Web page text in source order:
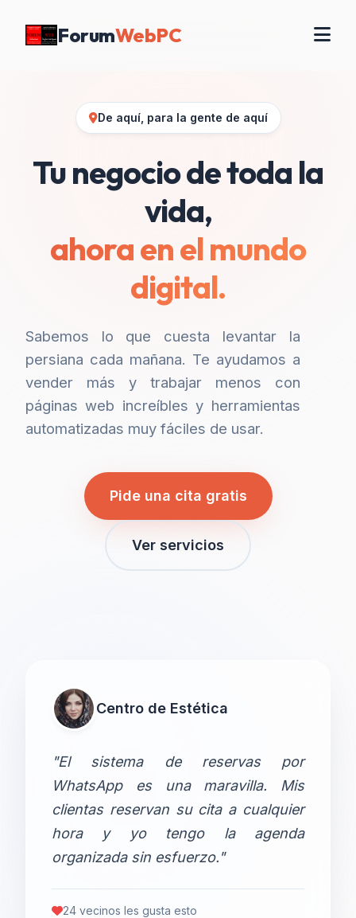
ForumWebPC
De aquí, para la gente de aquí
Tu negocio de toda la
vida,
ahora en el mundo
digital.
Sabemos lo que cuesta levantar la
persiana cada mañana. Te ayudamos a
vender más y trabajar menos con
páginas web increíbles y herramientas
automatizadas muy fáciles de usar.
Pide una cita gratis
Ver servicios
Centro de Estética
"El sistema de reservas por
WhatsApp es una maravilla. Mis
clientas reservan su cita a cualquier
hora y yo tengo la agenda
organizada sin esfuerzo."
24 vecinos les gusta esto